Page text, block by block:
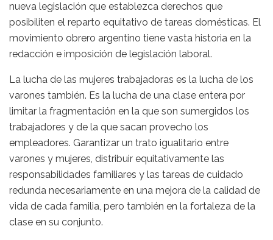
nueva legislación que establezca derechos que
posibiliten el reparto equitativo de tareas domésticas. El
movimiento obrero argentino tiene vasta historia en la
redacción e imposición de legislación laboral.
La lucha de las mujeres trabajadoras es la lucha de los
varones también. Es la lucha de una clase entera por
limitar la fragmentación en la que son sumergidos los
trabajadores y de la que sacan provecho los
empleadores. Garantizar un trato igualitario entre
varones y mujeres, distribuir equitativamente las
responsabilidades familiares y las tareas de cuidado
redunda necesariamente en una mejora de la calidad de
vida de cada familia, pero también en la fortaleza de la
clase en su conjunto.